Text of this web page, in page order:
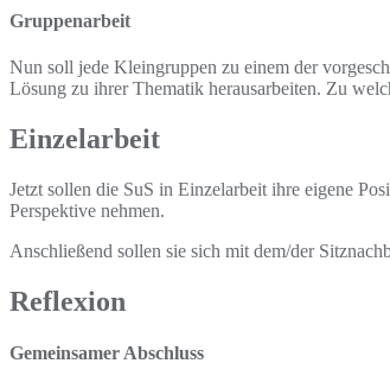
Gruppenarbeit
Nun soll jede Kleingruppen zu einem der
Lösung zu ihrer Thematik herausarbeiten. Zu
Einzelarbeit
Jetzt sollen die SuS in Einzelarbeit ihre eigene
Perspektive nehmen.
Anschließend sollen sie sich mit dem/der
Reflexion
Gemeinsamer Abschluss